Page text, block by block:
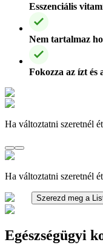
Esszenciális
Nem tartalmaz
Fokozza az ízt és
Ha változtatni szeretnél
Ha változtatni szeretnél
Szerezd meg a
Egészségügyi